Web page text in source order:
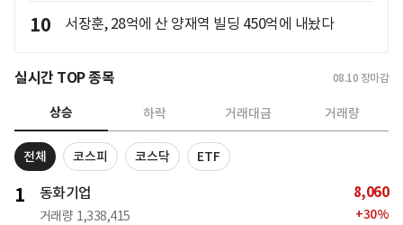
10 서장훈, 28억에 산 양재역 빌딩 450억에 내놨다
실시간 TOP 종목 08.10 장마감
상승 하락 거래대금 거래량
전체 코스피 코스닥 ETF
1 동화기업
거래량 1,338,415
8,060
+30%